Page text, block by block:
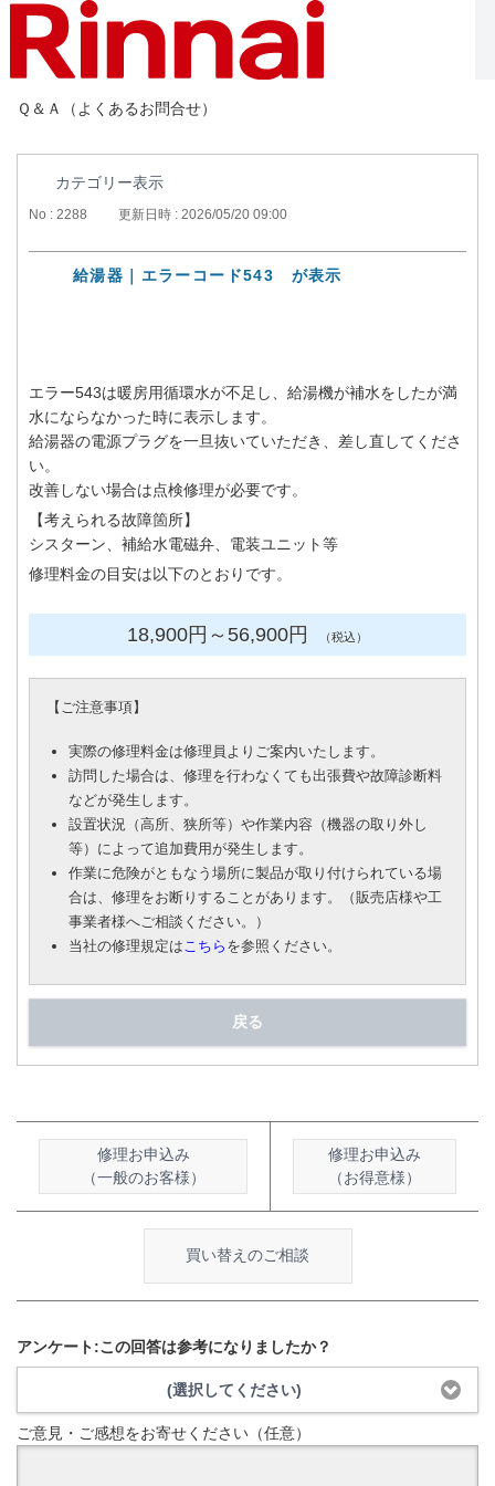
Ｑ＆Ａ（よくあるお問合せ）
カテゴリー表示
No : 2288 更新日時 : 2026/05/20 09:00
給湯器｜エラーコード543 が表示
エラー543は暖房用循環水が不足し、給湯機が補水をしたが満
水にならなかった時に表示します。
給湯器の電源プラグを一旦抜いていただき、差し直してくださ
い。
改善しない場合は点検修理が必要です。
【考えられる故障箇所】
シスターン、補給水電磁弁、電装ユニット等
修理料金の目安は以下のとおりです。
18,900円 ～56,900円 （税込）
【 ご注意事項】
実際の修理料金は修理員よりご案内いたします。
訪問した場合は、修理を行わなくても出張費や故障診断料
などが発生します。
設置状況（高所、狭所等）や作業内容（機器の取り外し
等）によって追加費用が発生します。
作業に危険がともなう場所に製品が取り付けられている場
合は、修理をお断りすることがあります。（販売店様や工
事業者様へご相談ください。）
当社の修理規定はこちら を参照ください。
戻る
修理お申込み
（一般のお客様）
修理お申込み
（お得意様）
買い替えのご相談
アンケート:この回答は参考になりましたか？
(選択してください)
ご意見・ご感想をお寄せください（任意）